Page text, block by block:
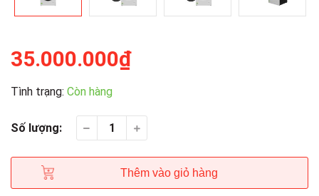
35.000.000₫
Tình trạng: Còn hàng
Số lượng:
Thêm vào giỏ hàng